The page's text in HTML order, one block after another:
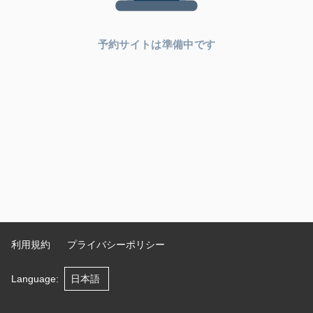
予約サイトは準備中です
利用規約 プライバシーポリシー
Language: